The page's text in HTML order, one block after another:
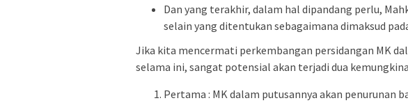
Dan yang terakhir, dalam hal dipandang perlu,
selain yang ditentukan sebagaimana dimaksud
Jika kita mencermati perkembangan persidangan MK
selama ini, sangat potensial akan terjadi dua
Pertama : MK dalam putusannya akan penurunan